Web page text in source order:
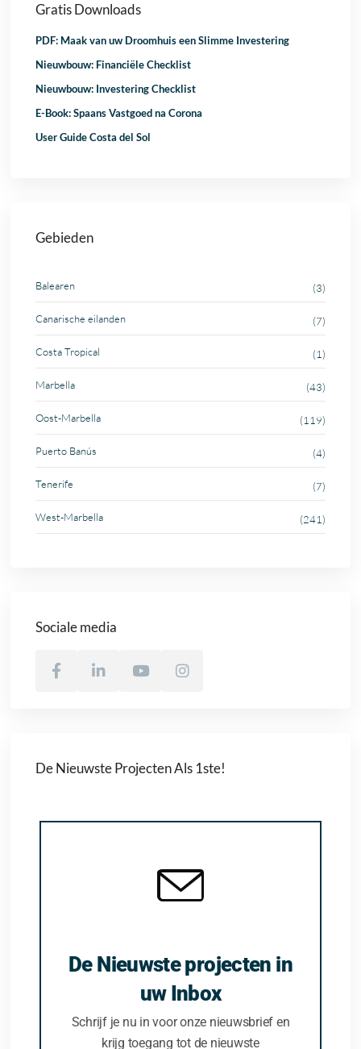
Gratis Downloads
PDF: Maak van uw Droomhuis een Slimme Investering
Nieuwbouw: Financiële Checklist
Nieuwbouw: Investering Checklist
E-Book: Spaans Vastgoed na Corona
User Guide Costa del Sol
Gebieden
Balearen (3)
Canarische eilanden (7)
Costa Tropical (1)
Marbella (43)
Oost-Marbella (119)
Puerto Banús (4)
Tenerife (7)
West-Marbella (241)
Sociale media
De Nieuwste Projecten Als 1ste!
De Nieuwste projecten in
uw Inbox
Schrijf je nu in voor onze nieuwsbrief en
krijg toegang tot de nieuwste